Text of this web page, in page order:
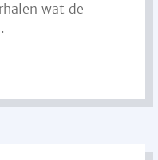
wat de